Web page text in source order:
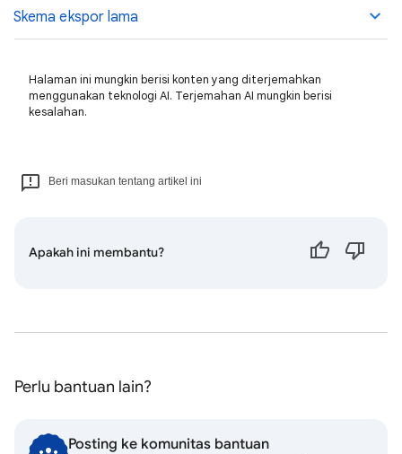
Skema ekspor lama
Halaman ini mungkin berisi konten yang diterjemahkan
menggunakan teknologi AI. Terjemahan AI mungkin berisi
kesalahan.
Beri masukan tentang artikel ini
Apakah ini membantu?
Perlu bantuan lain?
Posting ke komunitas bantuan